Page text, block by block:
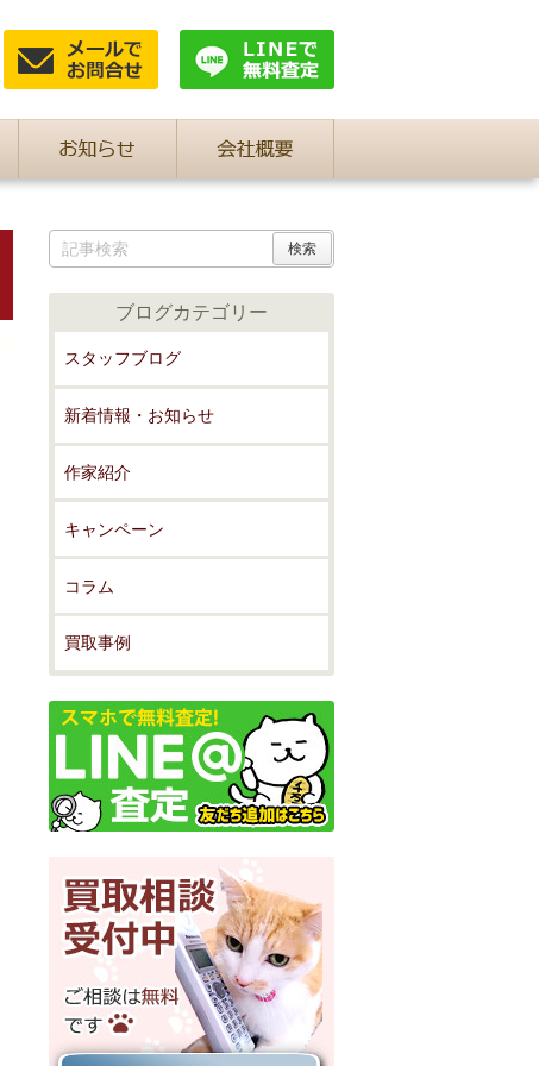
ブログカテゴリー
スタッフブログ
新着情報・お知らせ
作家紹介
キャンペーン
コラム
買取事例